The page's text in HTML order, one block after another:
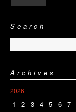
Search
Archives
2026
1 2 3 4 5 6 7